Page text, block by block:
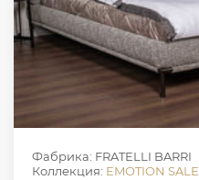
Фабрика: FRATELLI BARRI
Коллекция: EMOTION SALE